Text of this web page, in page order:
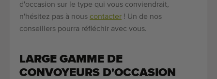
d'occasion sur le type qui vous conviendrait,
n'hésitez pas à nous contacter ! Un de nos
conseillers pourra réfléchir avec vous.
LARGE GAMME DE
CONVOYEURS D'OCCASION